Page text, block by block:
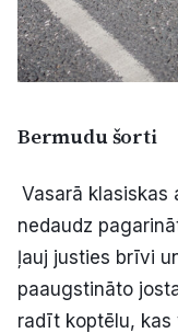
Bermudu šorti
Vasarā klasiskas
nedaudz
ļauj justies brīvi
paaugstināto
radīt koptēlu,